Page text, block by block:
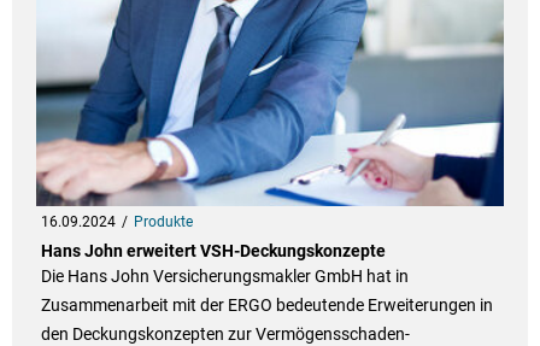
16.09.2024 Produkte
Hans John erweitert VSH-Deckungskonzepte
Die Hans John Versicherungsmakler GmbH hat in
Zusammenarbeit mit der ERGO bedeutende Erweiterungen in
den Deckungskonzepten zur Vermögensschaden-